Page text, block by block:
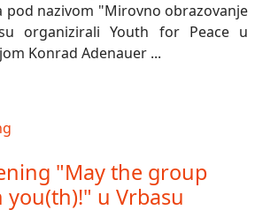
pod nazivom "Mirovno obrazovanje
organizirali Youth for Peace u
Konrad Adenauer ...
"May the group
u Vrbasu